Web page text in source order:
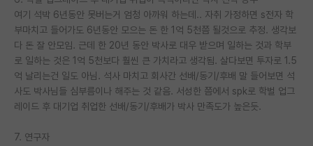
여기 석박 6년동안 못버는거 엄청 아까워 하는데.. 자취 가정하면 s전자 학
부마치고 들어가도 6년동안 모으는 돈 한 1억 5천쯤 될것으로 추정. 생각보
다 돈 잘 안모임. 근데 한 20년 동안 박사로 대우 받으며 일하는 것과 학부
로 일하는 것은 1억 5천보다 훨씬 큰 가치라고 생각됨. 살다보면 투자로 1.5
억 날리는건 일도 아님. 석사 마치고 회사간 선배/동기/후배 말 들어보면 석
사도 박사님들 심부름이나 해주는 것 같음. 서성한 쯤에서 spk로 학벌 업그
레이드 후 대기업 취업한 선배/동기/후배가 박사 만족도가 높은듯.
7. 연구자